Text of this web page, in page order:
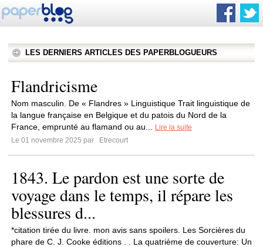
LES DERNIERS ARTICLES DES PAPERBLOGUEURS
Flandricisme
Nom masculin. De « Flandres » Linguistique Trait linguistique de
la langue française en Belgique et du patois du Nord de la
France, emprunté au flamand ou au...
Lire la suite
Le 01 novembre 2025 par
Etrecourt
1843. Le pardon est une sorte de
voyage dans le temps, il répare les
blessures d...
*citation tirée du livre. mon avis sans spoilers. Les Sorcières du
phare de C. J. Cooke éditions . . La quatrième de couverture: Un